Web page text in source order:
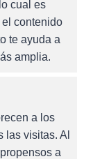
cual es
contenido
te ayuda a
amplia.
a los
visitas. Al
a